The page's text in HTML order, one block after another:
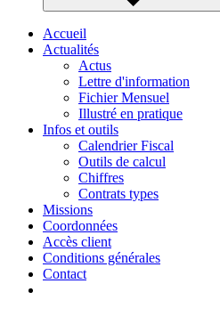
Accueil
Actualités
Actus
Lettre d'information
Fichier Mensuel
Illustré en pratique
Infos et outils
Calendrier Fiscal
Outils de calcul
Chiffres
Contrats types
Missions
Coordonnées
Accès client
Conditions générales
Contact